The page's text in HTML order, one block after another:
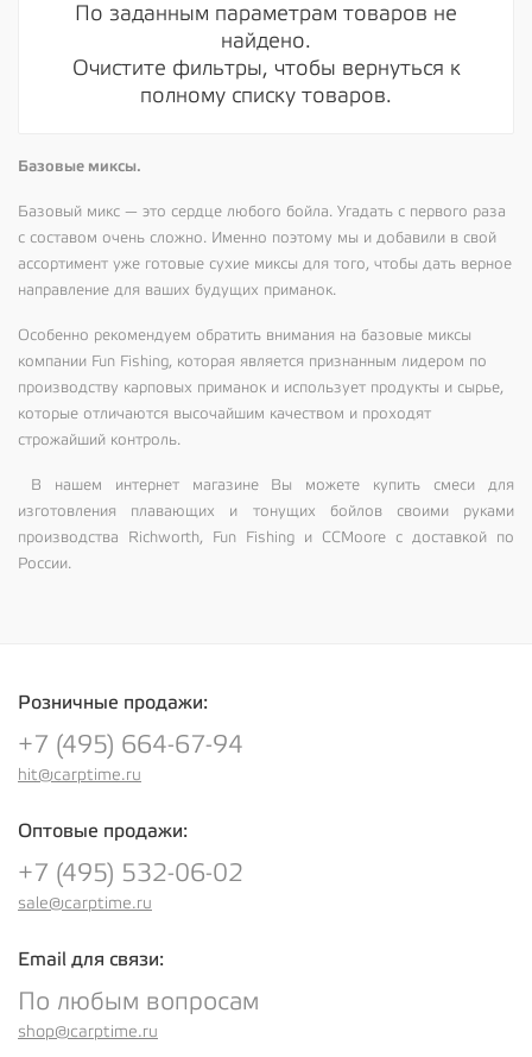
По заданным параметрам товаров не
найдено.
Очистите фильтры, чтобы вернуться к
полному списку товаров.
Базовые миксы.
Базовый микс — это сердце любого бойла. Угадать с первого раза
с составом очень сложно. Именно поэтому мы и добавили в свой
ассортимент уже готовые сухие миксы для того, чтобы дать верное
направление для ваших будущих приманок.
Особенно рекомендуем обратить внимания на базовые миксы
компании Fun Fishing, которая является признанным лидером по
производству карповых приманок и использует продукты и сырье,
которые отличаются высочайшим качеством и проходят
строжайший контроль.
В нашем интернет магазине Вы можете купить смеси для
изготовления плавающих и тонущих бойлов своими руками
производства Richworth, Fun Fishing и CCMoore с доставкой по
России.
Розничные продажи:
+7 (495) 664-67-94
hit@carptime.ru
Оптовые продажи:
+7 (495) 532-06-02
sale@carptime.ru
Email для связи:
По любым вопросам
shop@carptime.ru